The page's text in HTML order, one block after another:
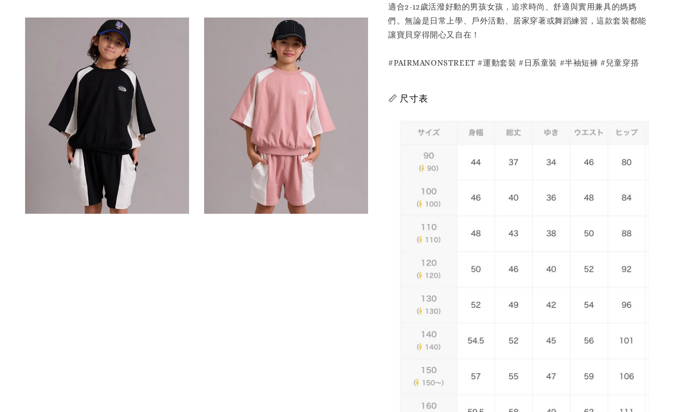
適合2-12歲活潑好動的男孩女孩，追求時尚、舒適與實用兼具的媽媽
們。無論是日常上學、戶外活動、居家穿著或舞蹈練習，這款套裝都能
讓寶貝穿得開心又自在！
#PAIRMANONSTREET #運動套裝 #日系童裝 #半袖短褲 #兒童穿搭
📏 尺寸表